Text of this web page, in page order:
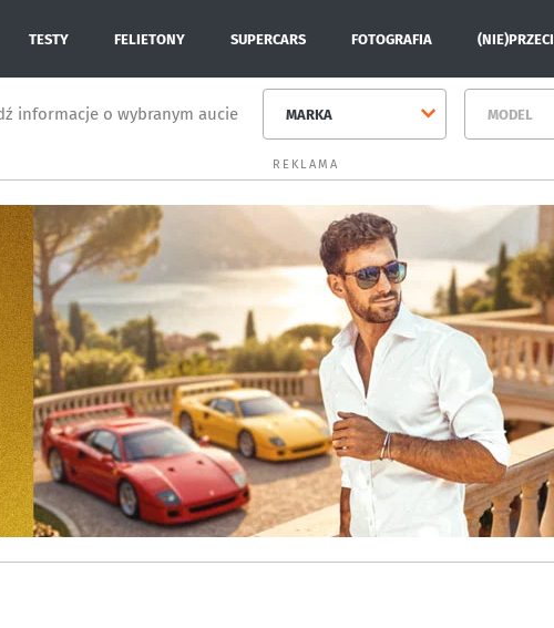
TESTY FELIETONY SUPERCARS FOTOGRAFIA
informacje o wybranym aucie MARKA MODEL
REKLAMA